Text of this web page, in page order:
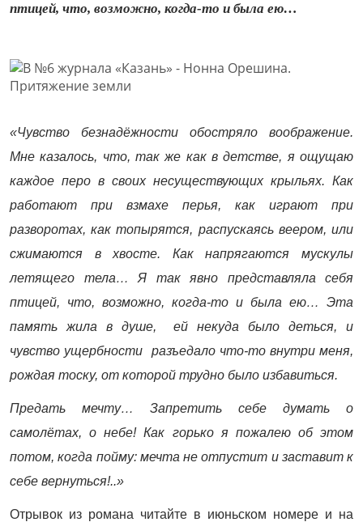
птицей, что, возможно, когда-то и была ею…
«Чувство безнадёжности обостряло воображение.
Мне казалось, что, так же как в детстве, я ощущаю
каждое перо в своих несуществующих крыльях. Как
работают при взмахе перья, как играют при
разворотах, как топырятся, распускаясь веером, или
сжимаются в хвосте. Как напрягаются мускулы
летящего тела… Я так явно представляла себя
птицей, что, возможно, когда-то и была ею… Эта
память жила в душе, ей некуда было деться, и
чувство ущербности разъедало что-то внутри меня,
рождая тоску, от которой трудно было избавиться.
Предать мечту… Запретить себе думать о
самолётах, о небе! Как горько я пожалею об этом
потом, когда пойму: мечта не отпустит и заставит к
себе вернуться!..»
Отрывок из романа читайте в июньском номере и на